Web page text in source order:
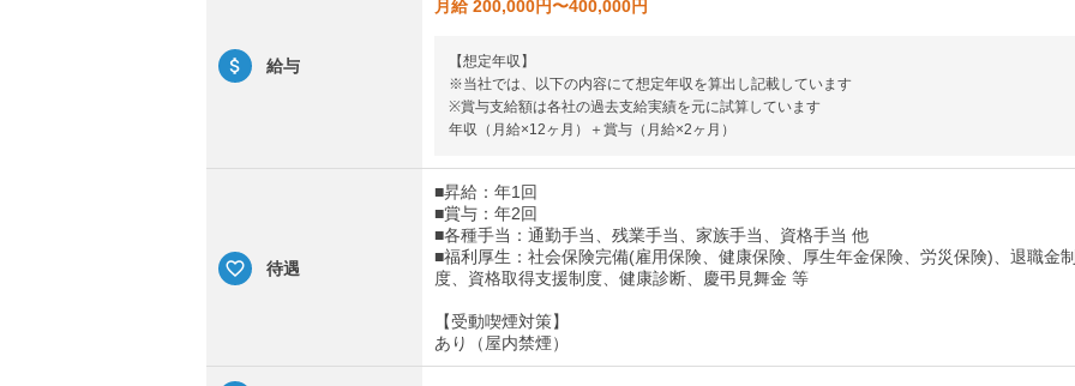
給与
月給 200,000円〜400,000円
【想定年収】
※当社では、以下の内容にて想定年収を算出し記載しています
※賞与支給額は各社の過去支給実績を元に試算しています
年収（月給×12ヶ月）＋賞与（月給×2ヶ月）
待遇
■昇給：年1回
■賞与：年2回
■各種手当：通勤手当、残業手当、家族手当、資格手当 他
■福利厚生：社会保険完備(雇用保険、健康保険、厚生年金保険、労災保険)、退職金制
度、資格取得支援制度、健康診断、慶弔見舞金 等
【受動喫煙対策】
あり（屋内禁煙）